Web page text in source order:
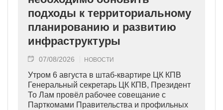
подходы к территориальному
планированию и развитию
инфраструктуры
07/08/2026 НОВОСТИ
Утром 6 августа в штаб-квартире ЦК КПВ
Генеральный секретарь ЦК КПВ, Президент
То Лам провёл рабочее совещание с
Парткомами Правительства и профильных